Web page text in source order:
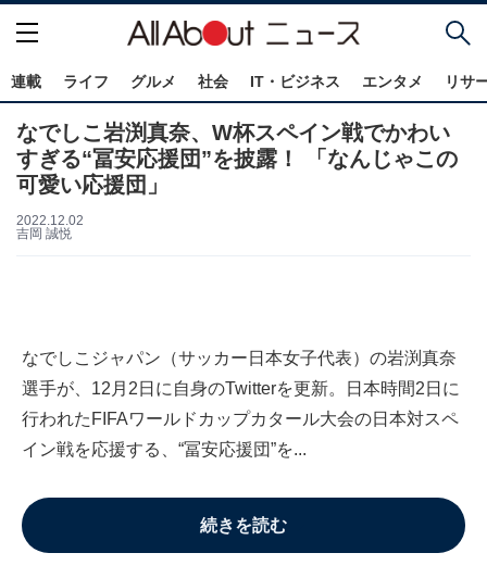
連載 ライフ グルメ 社会 IT・ビジネス エンタメ リサ
なでしこ岩渕真奈、W杯スペイン戦でかわい
すぎる“冨安応援団”を披露！ 「なんじゃこの
可愛い応援団」
2022.12.02
吉岡 誠悦
なでしこジャパン（サッカー日本女子代表）の岩渕真奈
選手が、12月2日に自身のTwitterを更新。日本時間2日に
行われたFIFAワールドカップカタール大会の日本対スペ
イン戦を応援する、“冨安応援団”を...
続きを読む